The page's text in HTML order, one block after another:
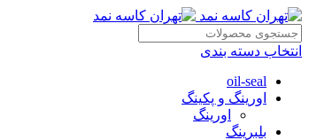
انتخاب دسته بندی
oil-seal
اورینگ و پکینگ
اورینگ
بلبرینگ